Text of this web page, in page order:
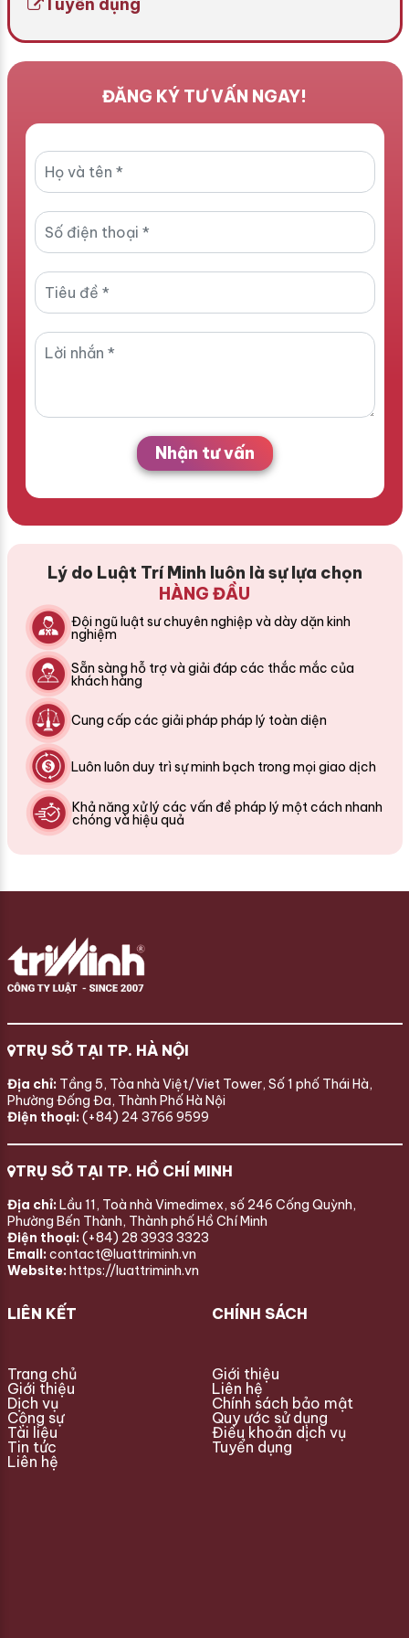
Tuyển dụng
ĐĂNG KÝ TƯ VẤN NGAY!
Nhận tư vấn
Lý do Luật Trí Minh luôn là sự lựa chọn
HÀNG ĐẦU
Đội ngũ luật sư chuyên nghiệp và dày dặn kinh
nghiệm
Sẵn sàng hỗ trợ và giải đáp các thắc mắc của
khách hàng
Cung cấp các giải pháp pháp lý toàn diện
Luôn luôn duy trì sự minh bạch trong mọi giao dịch
Khả năng xử lý các vấn đề pháp lý một cách nhanh
chóng và hiệu quả
TRỤ SỞ TẠI TP. HÀ NỘI
Địa chỉ: Tầng 5, Tòa nhà Việt/Viet Tower, Số 1 phố Thái Hà,
Phường Đống Đa, Thành Phố Hà Nội
Điện thoại: (+84) 24 3766 9599
TRỤ SỞ TẠI TP. HỒ CHÍ MINH
Địa chỉ: Lầu 11, Toà nhà Vimedimex, số 246 Cống Quỳnh,
Phường Bến Thành, Thành phố Hồ Chí Minh
Điện thoại: (+84) 28 3933 3323
Email: contact@luattriminh.vn
Website: https://luattriminh.vn
LIÊN KẾT
Trang chủ
Giới thiệu
Dịch vụ
Cộng sự
Tài liệu
Tin tức
Liên hệ
CHÍNH SÁCH
Giới thiệu
Liên hệ
Chính sách bảo mật
Quy ước sử dụng
Điều khoản dịch vụ
Tuyển dụng